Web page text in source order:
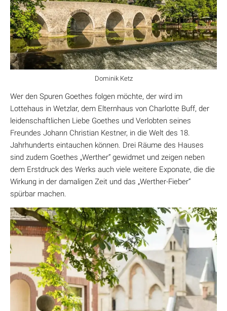
Dominik Ketz
Wer den Spuren Goethes folgen möchte, der wird im
Lottehaus in Wetzlar, dem Elternhaus von Charlotte Buff, der
leidenschaftlichen Liebe Goethes und Verlobten seines
Freundes Johann Christian Kestner, in die Welt des 18.
Jahrhunderts eintauchen können. Drei Räume des Hauses
sind zudem Goethes „Werther“ gewidmet und zeigen neben
dem Erstdruck des Werks auch viele weitere Exponate, die die
Wirkung in der damaligen Zeit und das „Werther-Fieber“
spürbar machen.